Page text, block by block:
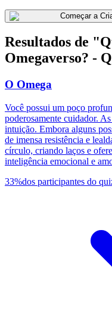
Começar a
Resultados de
Omegaverso? -
O Omega
Você possui um poço
poderosamente cuidador.
intuição. Embora alguns
de imensa resistência e
círculo, criando laços e
inteligência emocional e
33%dos participantes do